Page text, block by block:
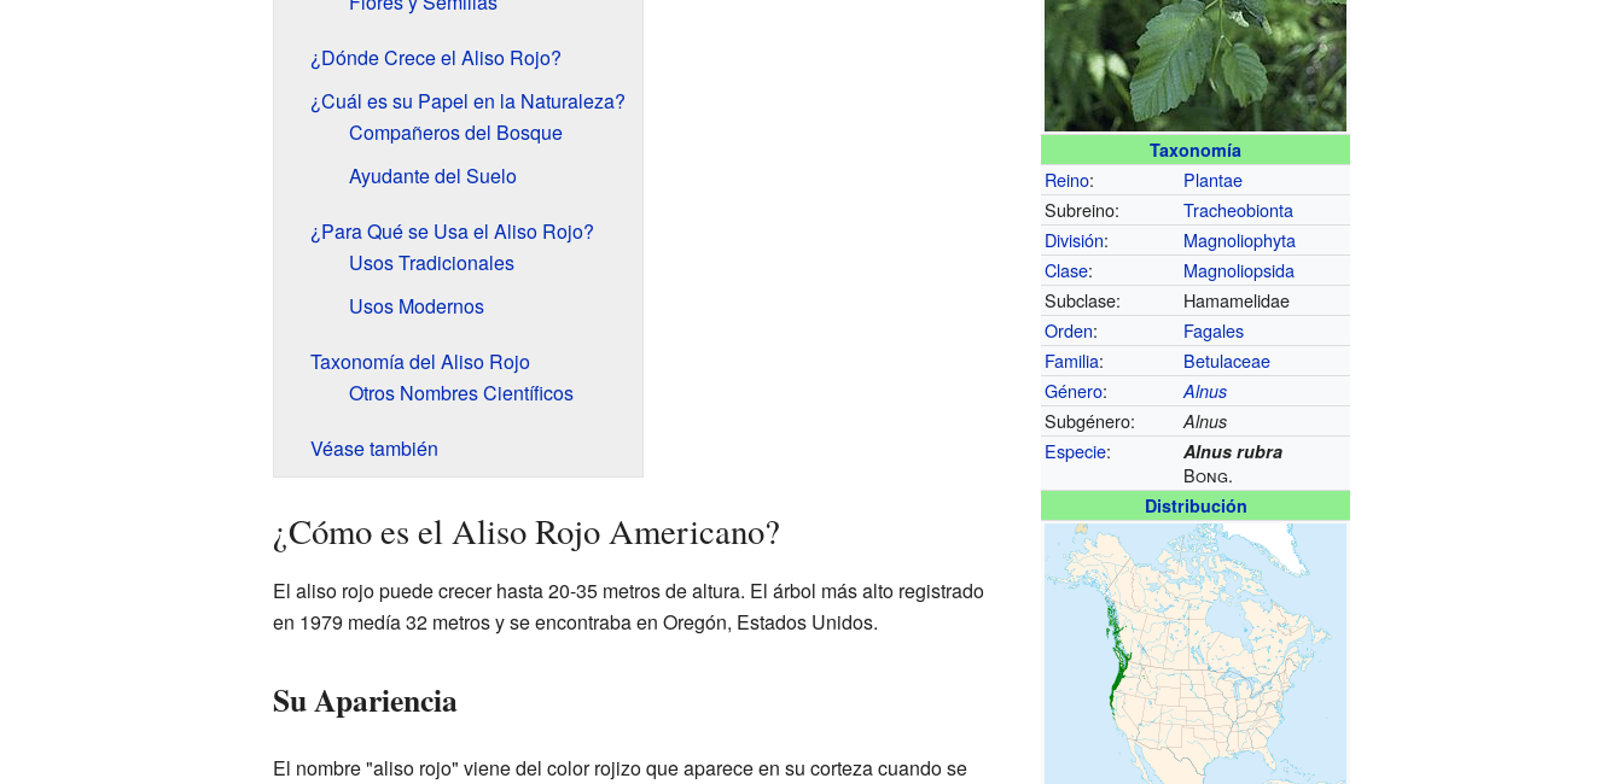
Taxonomía
Reino:
Plantae
Subreino:
Tracheobionta
División:
Magnoliophyta
Clase:
Magnoliopsida
Subclase:
Hamamelidae
Orden:
Fagales
Familia:
Betulaceae
Género: Alnus
Subgénero: Alnus
Especie: Alnus rubra
Bong.
Distribución
¿Dónde Crece el Aliso Rojo?
¿Cuál es su Papel en la Naturaleza?
Compañeros del Bosque
Ayudante del Suelo
¿Para Qué se Usa el Aliso Rojo?
Usos Tradicionales
Usos Modernos
Taxonomía del Aliso Rojo
Otros Nombres Científicos
Véase también
¿Cómo es el Aliso Rojo Americano?
El aliso rojo puede crecer hasta 20-35 metros de altura. El árbol más alto registrado
en 1979 medía 32 metros y se encontraba en Oregón, Estados Unidos.
Su Apariencia
El nombre "aliso rojo" viene del color rojizo que aparece en su corteza cuando se